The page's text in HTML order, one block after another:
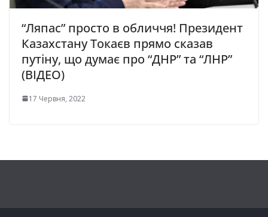
“Ляпас” просто в обличчя! Президент
Казахстану Токаєв прямо сказав
путіну, що думає про “ДНР” та “ЛНР”
(ВІДЕО)
17 Червня, 2022